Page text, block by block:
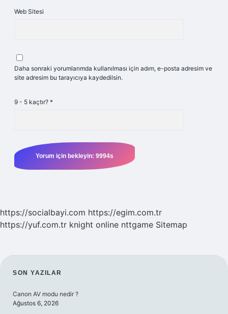
Web Sitesi
Daha sonraki yorumlarımda kullanılması için adım, e-posta adresim ve
site adresim bu tarayıcıya kaydedilsin.
9 - 5 kaçtır? *
https://socialbayi.com https://egim.com.tr
https://yuf.com.tr knight online nttgame Sitemap
SIDEBAR
SON YAZILAR
Canon AV modu nedir ?
Ağustos 6, 2026